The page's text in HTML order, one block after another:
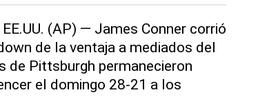
(AP) — James Conner corrió
de la ventaja a mediados del
Pittsburgh permanecieron
el domingo 28-21 a los